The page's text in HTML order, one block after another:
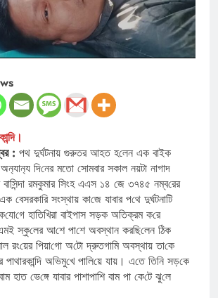
: পথ দুর্ঘটনায় গুরুতর আহত হ‌লেন এক বাইক
দি‌নের মতো সোমবার সকাল নয়টা নাগাদ
বা‌সিন্দা রমকুমার সিংহ এএস ১৪ জে ৩৭৪৫ নম্ব‌রের
বেসরকা‌রি সংস্থায় কা‌জে যাবার প‌থে দুর্ঘটনা‌টি
হা‌তি‌খিরা বাইপাস সড়ক অ‌তিক্রম ক‌রে
এমই স্কু‌লের আ‌শে পা‌শে অবস্থান কর‌ছি‌লেন ঠিক
রং‌য়ের পিয়া‌গো অ‌টো দ্রুতগা‌মি অবস্থায় তা‌কে
পাথারকা‌ন্দি অ‌ভিমু‌খে পা‌লি‌য়ে যায়। এ‌তে তি‌নি সড়‌কে
হাত ভে‌ঙ্গে যাবার পাশাপা‌শি বাম পা কে‌টে ঝু‌লে